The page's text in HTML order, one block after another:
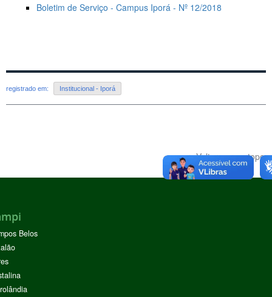
Boletim de Serviço - Campus Iporá - Nº 12/2018
registrado em: Institucional - Iporá
Voltar para o topo
Belos